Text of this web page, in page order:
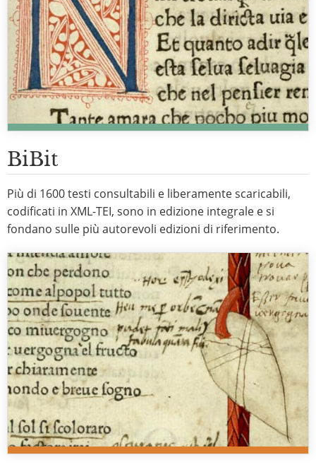
BiBit
Più di 1600 testi consultabili e liberamente scaricabili,
codificati in XML-TEI, sono in edizione integrale e si
fondano sulle più autorevoli edizioni di riferimento.